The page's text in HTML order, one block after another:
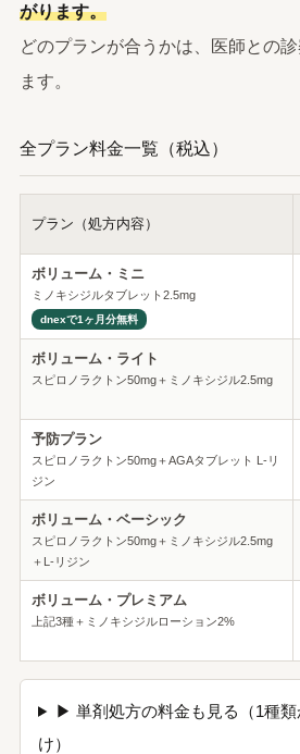
がります。
どのプランが合うかは、医師との
ます。
全プラン料金一覧（税込）
プラン（処方内容）
ボリューム・ミニ
ミノキシジルタブレット2.5mg
dnexで1ヶ月分無料
ボリューム・ライト
スピロノラクトン50mg＋ミノキシジル2.5mg
予防プラン
スピロノラクトン50mg＋AGAタブレット L-リ
ジン
ボリューム・ベーシック
スピロノラクトン50mg＋ミノキシジル2.5mg
＋L-リジン
ボリューム・プレミアム
上記3種＋ミノキシジルローション2%
▶ 単剤処方の料金も見る（1種類
け）